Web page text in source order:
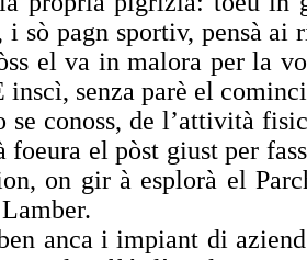
i sò pagn sportiv, pensà ai
el va in malora per la
inscì, senza parè el
se conoss, de l’attività
foeura el pòst giust per
on gir à esplorà el
anca i impiant di